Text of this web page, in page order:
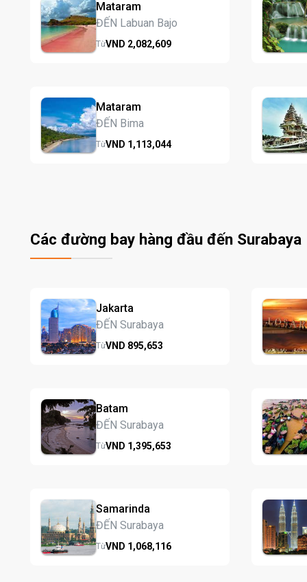
Mataram
ĐẾN Labuan Bajo
TừVND 2,082,609
Mataram
ĐẾN Bima
TừVND 1,113,044
Các đường bay hàng đầu đến Surabaya
Jakarta
ĐẾN Surabaya
TừVND 895,653
Batam
ĐẾN Surabaya
TừVND 1,395,653
Samarinda
ĐẾN Surabaya
TừVND 1,068,116